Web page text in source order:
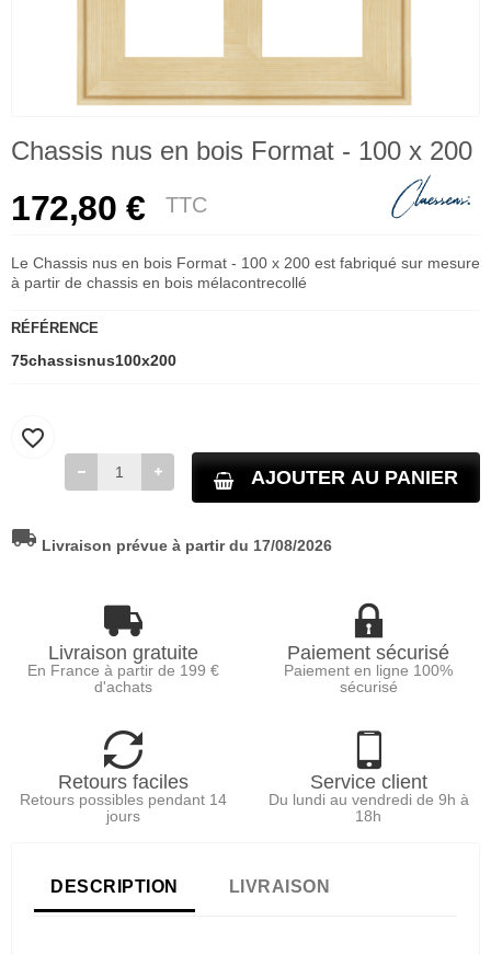
Chassis nus en bois Format - 100 x 200
172,80 € TTC
Le Chassis nus en bois Format - 100 x 200 est fabriqué sur mesure
à partir de chassis en bois mélacontrecollé
RÉFÉRENCE
75chassisnus100x200
AJOUTER AU PANIER
favorite_border
local_shipping Livraison prévue à partir du 17/08/2026
Livraison gratuite
En France à partir de 199 €
d'achats
Paiement sécurisé
Paiement en ligne 100%
sécurisé
Retours faciles
Retours possibles pendant 14
jours
Service client
Du lundi au vendredi de 9h à
18h
DESCRIPTION LIVRAISON